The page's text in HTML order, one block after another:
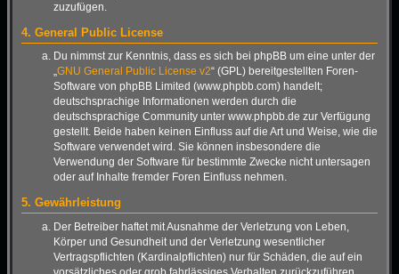
zuzufügen.
4. General Public License
Du nimmst zur Kenntnis, dass es sich bei phpBB um eine unter der
„GNU General Public License v2“ (GPL) bereitgestellten Foren-
Software von phpBB Limited (www.phpbb.com) handelt;
deutschsprachige Informationen werden durch die
deutschsprachige Community unter www.phpbb.de zur Verfügung
gestellt. Beide haben keinen Einfluss auf die Art und Weise, wie die
Software verwendet wird. Sie können insbesondere die
Verwendung der Software für bestimmte Zwecke nicht untersagen
oder auf Inhalte fremder Foren Einfluss nehmen.
5. Gewährleistung
Der Betreiber haftet mit Ausnahme der Verletzung von Leben,
Körper und Gesundheit und der Verletzung wesentlicher
Vertragspflichten (Kardinalpflichten) nur für Schäden, die auf ein